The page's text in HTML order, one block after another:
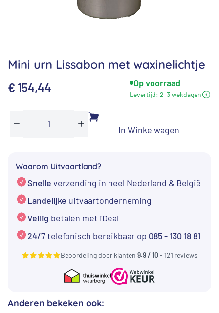
Mini urn Lissabon met waxinelichtje
€ 154,44 Op voorraad
Levertijd: 2-3 wekdagen
met
waxinelichtje
aantal
In Winkelwagen
Waarom Uitvaartland?
Snelle verzending in heel Nederland & België
Landelijke uitvaartonderneming
Veilig betalen met iDeal
24/7telefonisch bereikbaar op 085 - 130 18 81
Beoordeling door klanten 9.9 / 10- 121 reviews
Anderen bekeken ook: